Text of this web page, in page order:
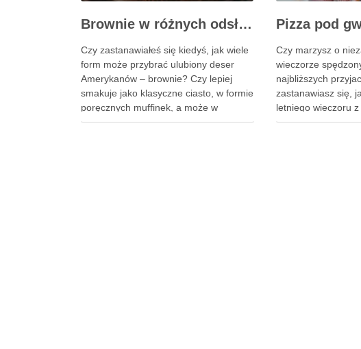
Brownie w różnych odsłonach: Ciasto, muffinki czy brownie w słoiczku?
Czy zastanawiałeś się kiedyś, jak wiele
form może przybrać ulubiony deser
Amerykanów – brownie? Czy lepiej
smakuje jako klasyczne ciasto, w formie
poręcznych muffinek, a może w
modnym słoiczku? Przyjrzyjmy się, jak
Czy marzysz o
wieczorze
najbliższych
zastanawiasz się,
letniego wieczoru
jedzeniem?